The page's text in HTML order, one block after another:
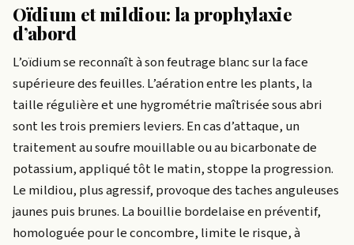
Oïdium et mildiou: la prophylaxie
d’abord
L’oïdium se reconnaît à son feutrage blanc sur la face
supérieure des feuilles. L’aération entre les plants, la
taille régulière et une hygrométrie maîtrisée sous abri
sont les trois premiers leviers. En cas d’attaque, un
traitement au soufre mouillable ou au bicarbonate de
potassium, appliqué tôt le matin, stoppe la progression.
Le mildiou, plus agressif, provoque des taches anguleuses
jaunes puis brunes. La bouillie bordelaise en préventif,
homologuée pour le concombre, limite le risque, à